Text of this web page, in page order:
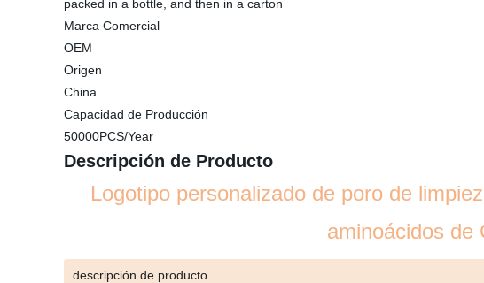
packed in a bottle, and then in a carton
Marca Comercial
OEM
Origen
China
Capacidad de Producción
50000PCS/Year
Descripción de Producto
Logotipo personalizado de poro de
aminoácidos de
descripción de producto